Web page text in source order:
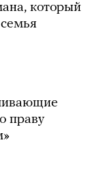
который
праву